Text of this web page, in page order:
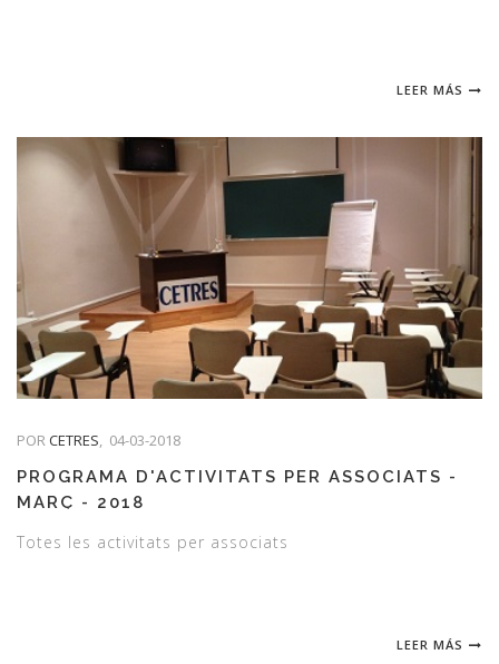
LEER MÁS
PORCETRES, 04-03-2018
PROGRAMA D'ACTIVITATS PER ASSOCIATS -
MARÇ - 2018
Totes les activitats per associats
LEER MÁS